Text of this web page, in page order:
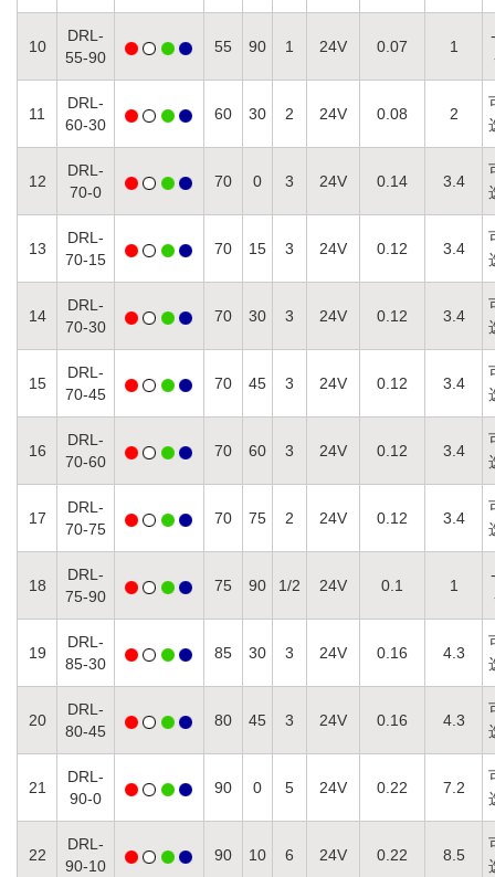
10
DRL-
55-90
55 90 1 24V 0.07 1
11
DRL-
60-30
60 30 2 24V 0.08 2
12
DRL-
70-0
70 0 3 24V 0.14 3.4
13
DRL-
70-15
70 15 3 24V 0.12 3.4
14
DRL-
70-30
70 30 3 24V 0.12 3.4
15
DRL-
70-45
70 45 3 24V 0.12 3.4
16
DRL-
70-60
70 60 3 24V 0.12 3.4
17
DRL-
70-75
70 75 2 24V 0.12 3.4
18
DRL-
75-90
75 90 1/2 24V 0.1 1
19
DRL-
85-30
85 30 3 24V 0.16 4.3
20
DRL-
80-45
80 45 3 24V 0.16 4.3
21
DRL-
90-0
90 0 5 24V 0.22 7.2
22
DRL-
90-10
90 10 6 24V 0.22 8.5